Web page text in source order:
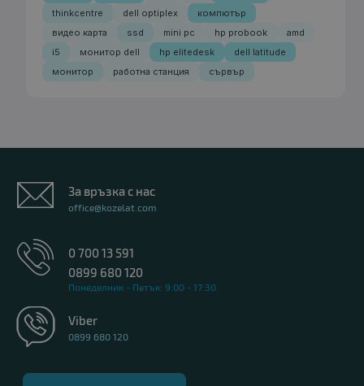
thinkcentre
dell optiplex
компютър
видео карта
ssd mini pc hp probook
amd
i5
монитор dell hp elitedesk
dell latitude
монитор
работна станция сървър
За връзка с нас
office@kozelat.com
0 700 13 591
0899 680 120
Понеделник - Петък: 9:00 - 17:30
Viber
0899 680 120